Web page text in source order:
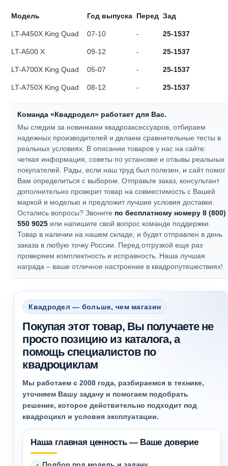
Модель Год выпуска ПередЗад
LT-A450X King Quad07-10 - 25-1537
LT-A500 X 09-12 - 25-1537
LT-A700X King Quad 05-07 - 25-1537
LT-A750X King Quad 08-12 - 25-1537
Команда «Квадродел» работает для Вас.
Мы следим за новинками квадроаксессуаров, отбираем
надежных производителей и делаем сравнительные тесты в
реальных условиях. В описании товаров у нас на сайте:
четкая информация, советы по установке и отзывы реальных
покупателей. Рады, если наш труд был полезен, и сайт помог
Вам определиться с выбором.Отправьте заказ, консультант
дополнительно проверит товар на совместимость с Вашей
маркой и моделью и предложит лучшие условия доставки.
Остались вопросы? Звоните по бесплатному номеру 8 (800)
550 9025 или напишите свой вопрос команде поддержки.
Товар в наличии на нашем складе, и будет отправлен в день
заказа в любую точку России. Перед отгрузкой еще раз
проверяем комплектность и исправность. Наша лучшая
награда – ваше отличное настроение в квадропутешествиях!
Квадродел — больше, чем магазин
Покупая этот товар, Вы получаете не
просто позицию из каталога, а
помощь специалистов по
квадроциклам
Мы работаем с 2008 года, разбираемся в технике,
уточняем Вашу задачу и помогаем подобрать
решение, которое действительно подходит под
квадроцикл и условия эксплуатации.
Наша главная ценность — Ваше доверие